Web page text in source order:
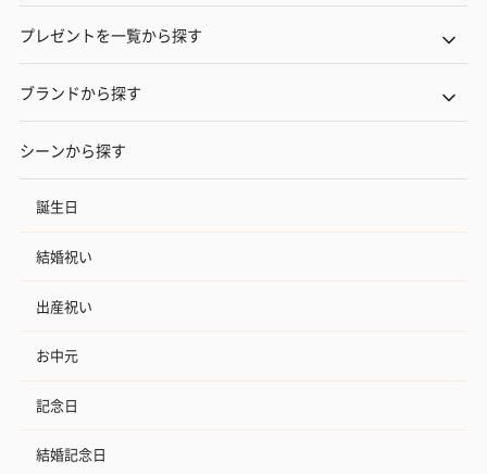
プレゼントを一覧から探す
ブランドから探す
シーンから探す
誕生日
結婚祝い
出産祝い
お中元
記念日
結婚記念日